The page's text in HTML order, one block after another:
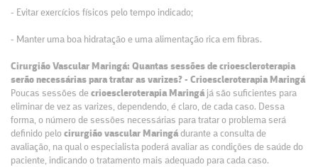
- Evitar exercícios físicos pelo tempo indicado;
- Manter uma boa hidratação e uma alimentação rica em fibras.
Cirurgião Vascular Maringá: Quantas sessões de crioescleroterapia
serão necessárias para tratar as varizes? - Crioescleroterapia Maringá
Poucas sessões de crioescleroterapia Maringájá são suficientes para
eliminar de vez as varizes, dependendo, é claro, de cada caso. Dessa
forma, o número de sessões necessárias para tratar o problema será
definido pelo cirurgião vascular Maringádurante a consulta de
avaliação, na qual o especialista poderá avaliar as condições de saúde do
paciente, indicando o tratamento mais adequado para cada caso.